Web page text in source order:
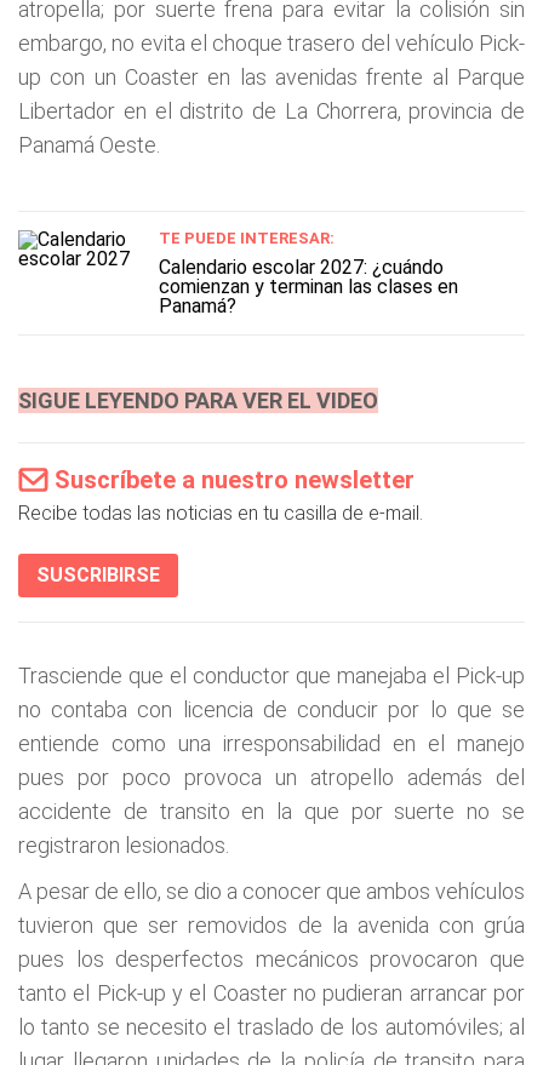
atropella; por suerte frena para evitar la colisión sin
embargo, no evita el choque trasero del vehículo Pick-
up con un Coaster en las avenidas frente al Parque
Libertador en el distrito de La Chorrera, provincia de
Panamá Oeste.
TE PUEDE INTERESAR:
Calendario escolar 2027: ¿cuándo
comienzan y terminan las clases en
Panamá?
SIGUE LEYENDO PARA VER EL VIDEO
Suscríbete a nuestro newsletter
Recibe todas las noticias en tu casilla de e-mail.
SUSCRIBIRSE
Trasciende que el conductor que manejaba el Pick-up
no contaba con licencia de conducir por lo que se
entiende como una irresponsabilidad en el manejo
pues por poco provoca un atropello además del
accidente de transito en la que por suerte no se
registraron lesionados.
A pesar de ello, se dio a conocer que ambos vehículos
tuvieron que ser removidos de la avenida con grúa
pues los desperfectos mecánicos provocaron que
tanto el Pick-up y el Coaster no pudieran arrancar por
lo tanto se necesito el traslado de los automóviles; al